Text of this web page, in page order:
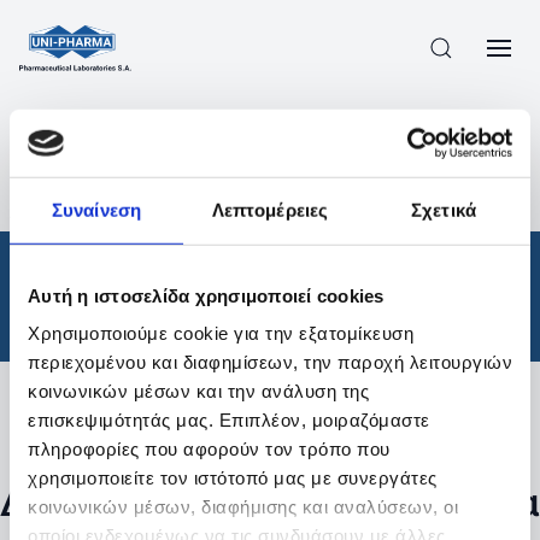
Συναίνεση Λεπτομέρειες Σχετικά
Αυτή η ιστοσελίδα χρησιμοποιεί cookies
Χρησιμοποιούμε cookie για την εξατομίκευση
περιεχομένου και διαφημίσεων, την παροχή λειτουργιών
κοινωνικών μέσων και την ανάλυση της
επισκεψιμότητάς μας. Επιπλέον, μοιραζόμαστε
πληροφορίες που αφορούν τον τρόπο που
χρησιμοποιείτε τον ιστότοπό μας με συνεργάτες
κοινωνικών μέσων, διαφήμισης και αναλύσεων, οι
οποίοι ενδεχομένως να τις συνδυάσουν με άλλες
ΠΡΟΪΟΝΤΑ
ΘΕΡΑΠΕΥΤΙΚΈΣ ΚΑΤΗΓΟΡΊΕΣ
/
ΑΠΟΤΕΛΕΣΜΑΤΑ ΑΝΑΖΗΤΗΣΗΣ
Θεραπευτικές Κατηγορίες
Φίλτρα
Δεν βρέθηκαν προϊόντα με τα